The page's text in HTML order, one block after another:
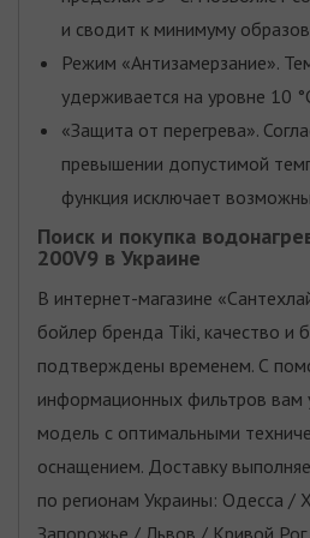
и сводит к минимуму
Режим «Антизамерзание».
удерживается на уровне 10
«Защита от перегрева».
превышении допустимой
функция исключает
Поиск и покупка
200V9 в Украине
В интернет-магазине
бойлер бренда Tiki, качество и
подтверждены временем. С
информационных фильтров вам
модель с оптимальными
оснащением. Доставку
по регионам Украины: Одесса /
Запорожье / Львов / Кривой